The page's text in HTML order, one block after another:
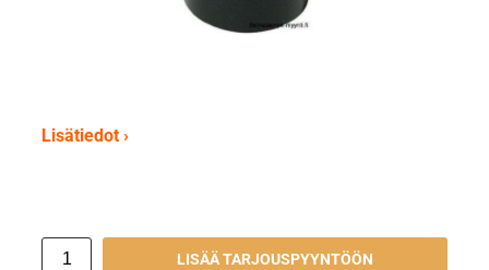
Lisätiedot ›
LISÄÄ TARJOUSPYYNTÖÖN